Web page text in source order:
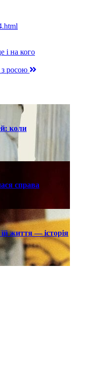
і на кого
з росою
коли
справа
життя — історія